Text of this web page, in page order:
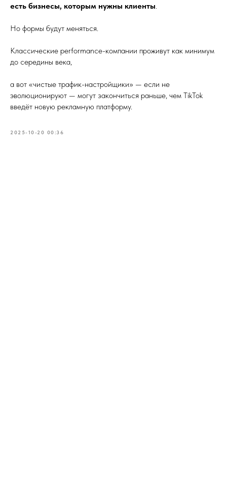
есть бизнесы, которым нужны клиенты.
Но формы будут меняться.
Классические performance-компании проживут как минимум
до середины века,
а вот «чистые трафик-настройщики» — если не
эволюционируют — могут закончиться раньше, чем TikTok
введёт новую рекламную платформу.
2025-10-20 00:36